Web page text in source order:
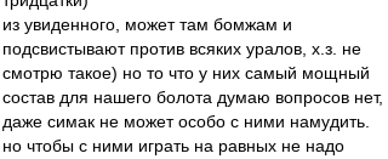
из увиденного, может там бомжам и
подсвистывают против всяких уралов, х.з. не
смотрю такое) но то что у них самый мощный
состав для нашего болота думаю вопросов нет,
даже симак не может особо с ними намудить.
но чтобы с ними играть на равных не надо